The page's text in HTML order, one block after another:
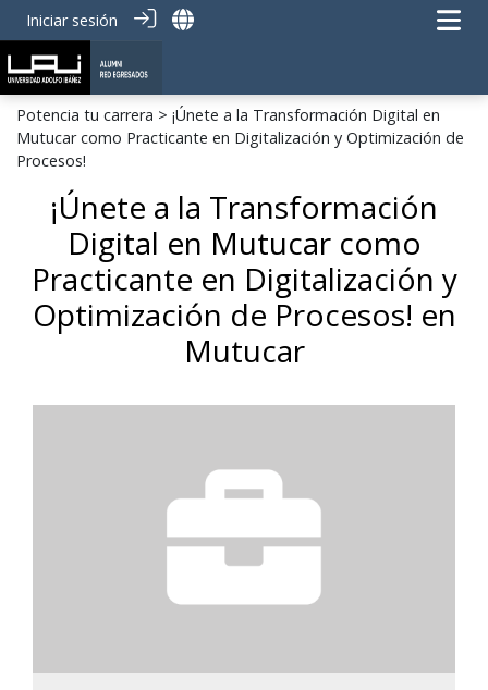
Iniciar sesión
Potencia tu carrera > ¡Únete a la Transformación Digital en
Mutucar como Practicante en Digitalización y Optimización de
Procesos!
¡Únete a la Transformación
Digital en Mutucar como
Practicante en Digitalización y
Optimización de Procesos! en
Mutucar